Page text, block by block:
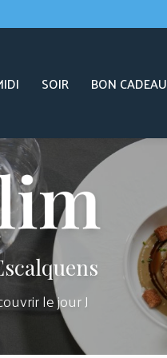
SOIR BON CADEAU
le jour J